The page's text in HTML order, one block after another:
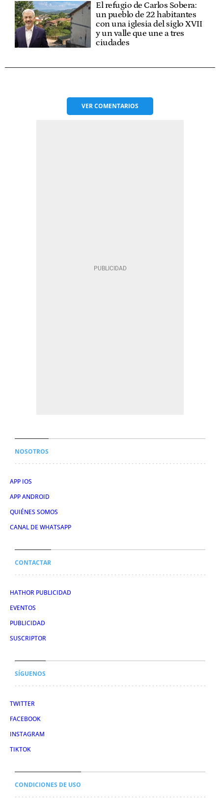
El refugio de Carlos Sobera:
un pueblo de 22 habitantes
con una iglesia del siglo XVII
y un valle que une a tres
ciudades
VERCOMENTARIOS
NOSOTROS
APP IOS
APP ANDROID
QUIÉNES SOMOS
CANAL DE WHATSAPP
CONTACTAR
HATHOR PUBLICIDAD
EVENTOS
PUBLICIDAD
SUSCRIPTOR
SÍGUENOS
TWITTER
FACEBOOK
INSTAGRAM
TIKTOK
CONDICIONES DE USO